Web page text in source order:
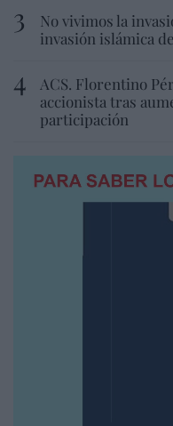
No vivimos la
invasión islámica
ACS. Florentino
accionista tras
participación